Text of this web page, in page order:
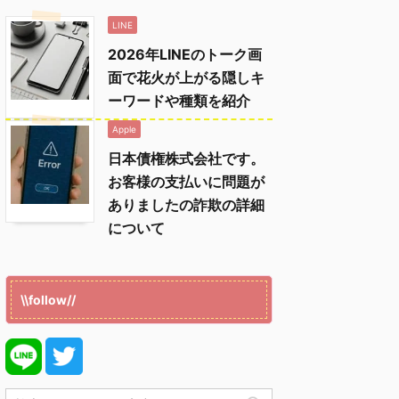
LINE
2026年LINEのトーク画
面で花火が上がる隠しキ
ーワードや種類を紹介
Apple
日本債権株式会社です。
お客様の支払いに問題が
ありましたの詐欺の詳細
について
\\follow//